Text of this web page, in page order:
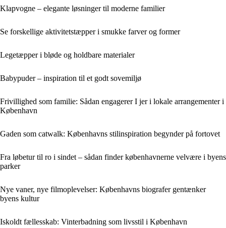
Klapvogne – elegante løsninger til moderne familier
Se forskellige aktivitetstæpper i smukke farver og former
Legetæpper i bløde og holdbare materialer
Babypuder – inspiration til et godt sovemiljø
Frivillighed som familie: Sådan engagerer I jer i lokale arrangementer i
København
Gaden som catwalk: Københavns stilinspiration begynder på fortovet
Fra løbetur til ro i sindet – sådan finder københavnerne velvære i byens
parker
Nye vaner, nye filmoplevelser: Københavns biografer gentænker
byens kultur
Iskoldt fællesskab: Vinterbadning som livsstil i København